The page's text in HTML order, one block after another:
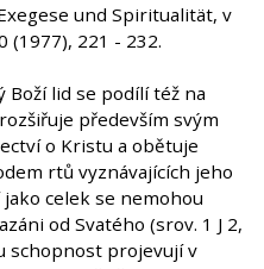
und Spiritualität, v
(1977), 221 - 232.
Boží lid se podílí též na
především svým
o Kristu a obětuje
rtů vyznávajících jeho
jako celek se nemohou
od Svatého (srov. 1 J 2,
schopnost projevují v